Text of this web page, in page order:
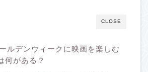
CLOSE
ルデンウィークに映画を楽しむ
何がある？